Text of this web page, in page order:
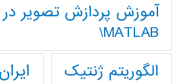
آموزش پردازش تصوير در
MATLAB\
الگوریتم ژنتیک